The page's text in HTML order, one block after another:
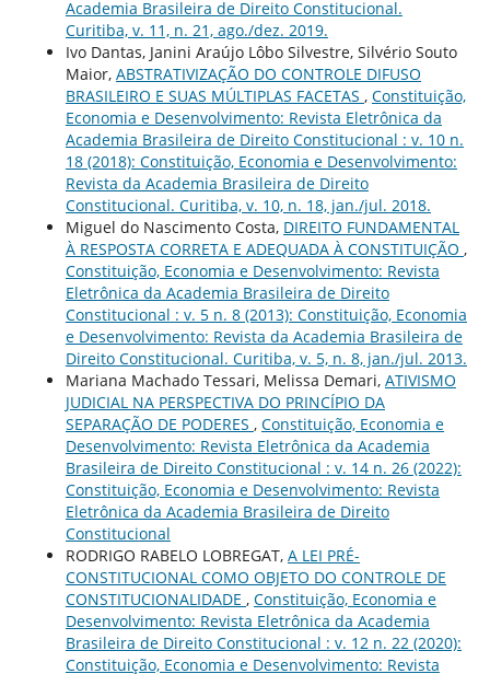
Academia Brasileira de Direito Constitucional.
Curitiba, v. 11, n. 21, ago./dez. 2019.
Ivo Dantas, Janini Araújo Lôbo Silvestre, Silvério Souto
Maior, ABSTRATIVIZAÇÃO DO CONTROLE DIFUSO
BRASILEIRO E SUAS MÚLTIPLAS FACETAS , Constituição,
Economia e Desenvolvimento: Revista Eletrônica da
Academia Brasileira de Direito Constitucional : v. 10 n.
18 (2018): Constituição, Economia e Desenvolvimento:
Revista da Academia Brasileira de Direito
Constitucional. Curitiba, v. 10, n. 18, jan./jul. 2018.
Miguel do Nascimento Costa, DIREITO FUNDAMENTAL
À RESPOSTA CORRETA E ADEQUADA À CONSTITUIÇÃO ,
Constituição, Economia e Desenvolvimento: Revista
Eletrônica da Academia Brasileira de Direito
Constitucional : v. 5 n. 8 (2013): Constituição, Economia
e Desenvolvimento: Revista da Academia Brasileira de
Direito Constitucional. Curitiba, v. 5, n. 8, jan./jul. 2013.
Mariana Machado Tessari, Melissa Demari, ATIVISMO
JUDICIAL NA PERSPECTIVA DO PRINCÍPIO DA
SEPARAÇÃO DE PODERES , Constituição, Economia e
Desenvolvimento: Revista Eletrônica da Academia
Brasileira de Direito Constitucional : v. 14 n. 26 (2022):
Constituição, Economia e Desenvolvimento: Revista
Eletrônica da Academia Brasileira de Direito
Constitucional
RODRIGO RABELO LOBREGAT, A LEI PRÉ-
CONSTITUCIONAL COMO OBJETO DO CONTROLE DE
CONSTITUCIONALIDADE , Constituição, Economia e
Desenvolvimento: Revista Eletrônica da Academia
Brasileira de Direito Constitucional : v. 12 n. 22 (2020):
Constituição, Economia e Desenvolvimento: Revista